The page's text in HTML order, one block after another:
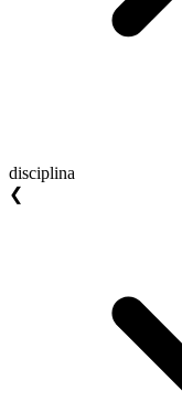
disciplina
❮